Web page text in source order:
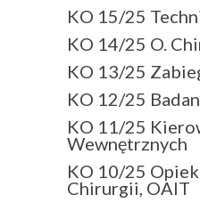
KO 15/25
KO 14/25 O.
KO 13/25
KO 12/25
KO 11/25
Wewnętrznych
KO 10/25
Chirurgii, OAIT